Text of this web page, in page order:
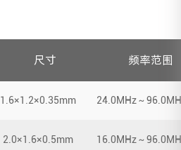
尺寸 频率范围
1.6×1.2×0.35mm 24.0MHz～
2.0×1.6×0.5mm 16.0MHz～